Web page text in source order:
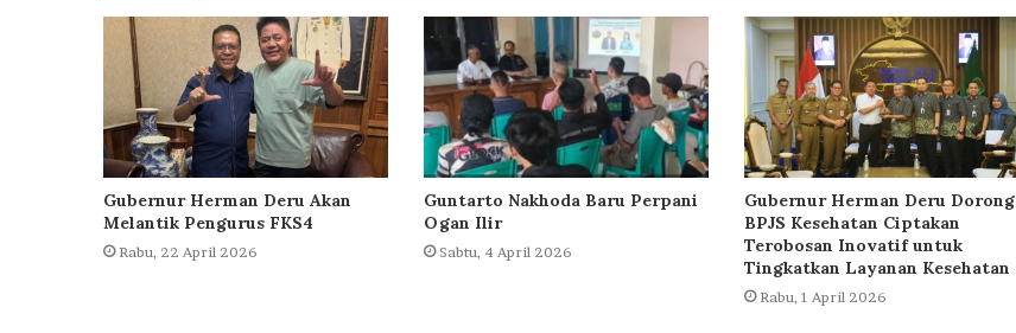
Gubernur Herman Deru Akan
Melantik Pengurus FKS4
Rabu, 22 April 2026
Guntarto Nakhoda Baru Perpani
Ogan Ilir
Sabtu, 4 April 2026
Gubernur Herman Deru Dorong
BPJS Kesehatan Ciptakan
Terobosan Inovatif untuk
Tingkatkan Layanan Kesehatan
Rabu, 1 April 2026